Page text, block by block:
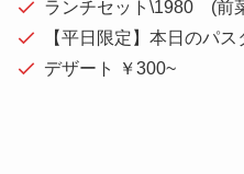
ランチセット\1980 (前
【平日限定】本日のパ
デザート ￥300~